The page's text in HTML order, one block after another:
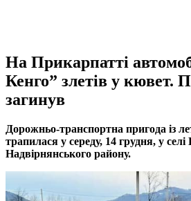
На Прикарпатті
Кенго” злетів у кювет.
загинув
Дорожньо-транспортна пригода із
трапилася у середу, 14 грудня, у селі
Надвірнянського району.